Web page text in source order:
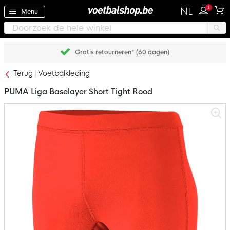
Menu NL 1
Gratis retourneren* (60 dagen)
Terug Voetbalkleding
afbeeldingen-
PUMA Liga Baselayer Short Tight Rood